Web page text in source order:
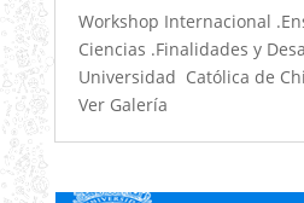
Workshop Internacional
Ciencias .Finalidades y
Universidad Católica de
Ver Galería